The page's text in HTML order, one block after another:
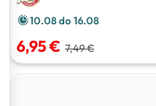
10.08 do 16.08
6,95 € 7,49 €